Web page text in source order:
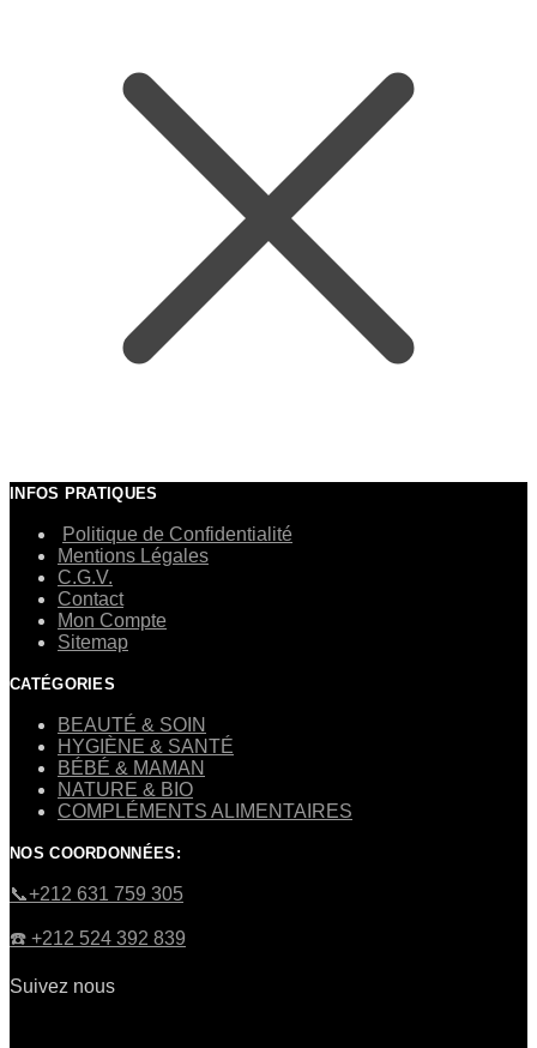
INFOS PRATIQUES
Politique de Confidentialité
Mentions Légales
C.G.V.
Contact
Mon Compte
Sitemap
CATÉGORIES
BEAUTÉ & SOIN
HYGIÈNE & SANTÉ
BÉBÉ & MAMAN
NATURE & BIO
COMPLÉMENTS ALIMENTAIRES
NOS COORDONNÉES:
​📞+212 631 759 305
☎️​ +212 524 392 839
Suivez nous